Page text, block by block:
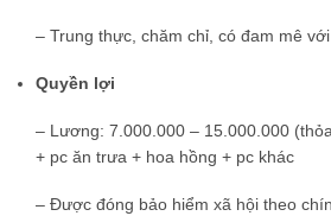
– Trung thực, chăm chỉ, có đam mê
Quyền lợi
– Lương: 7.000.000 – 15.000.000
+ pc ăn trưa + hoa hồng + pc khác
– Được đóng bảo hiểm xã hội theo